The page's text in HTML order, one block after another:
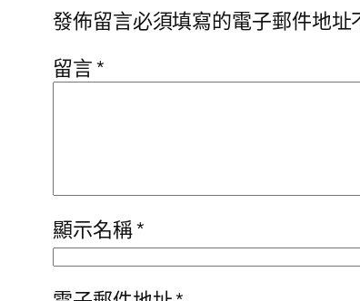
發佈留言必須填寫的電子郵件地址
留言*
顯示名稱*